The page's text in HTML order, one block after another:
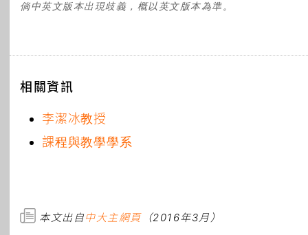
倘中英文版本出現歧義，概以英文版本為準。
相關資訊
李潔冰教授
課程與教學學系
本文出自中大主網頁（2016年3月）